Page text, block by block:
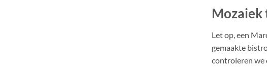
Mozaiek
Let op, een
gemaakte
controleren we